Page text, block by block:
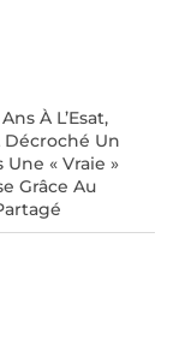
À L’Esat,
Décroché Un
Une « Vraie »
Grâce Au